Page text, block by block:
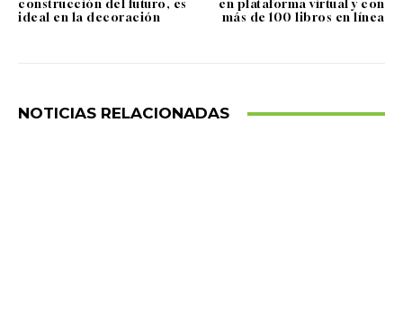
construcción del futuro, es
ideal en la decoración
en plataforma virtual y con
más de 100 libros en línea
NOTICIAS RELACIONADAS